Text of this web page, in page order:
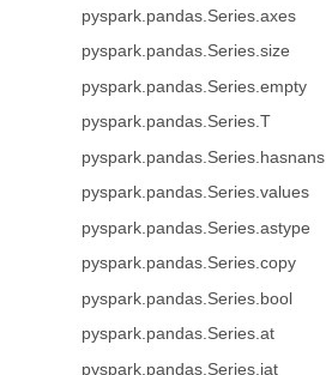
pyspark.pandas.Series.axes
pyspark.pandas.Series.size
pyspark.pandas.Series.empty
pyspark.pandas.Series.T
pyspark.pandas.Series.hasnans
pyspark.pandas.Series.values
pyspark.pandas.Series.astype
pyspark.pandas.Series.copy
pyspark.pandas.Series.bool
pyspark.pandas.Series.at
pyspark.pandas.Series.iat